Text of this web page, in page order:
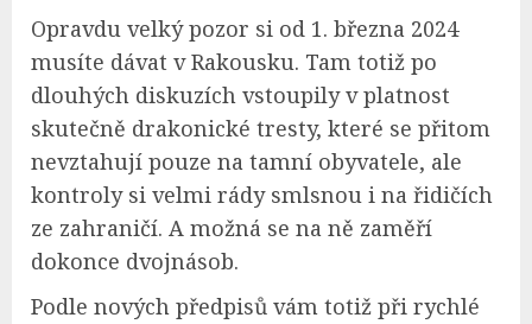
Opravdu velký pozor si od 1. března 2024
musíte dávat v Rakousku. Tam totiž po
dlouhých diskuzích vstoupily v platnost
skutečně drakonické tresty, které se přitom
nevztahují pouze na tamní obyvatele, ale
kontroly si velmi rády smlsnou i na řidičích
ze zahraničí. A možná se na ně zaměří
dokonce dvojnásob.
Podle nových předpisů vám totiž při rychlé